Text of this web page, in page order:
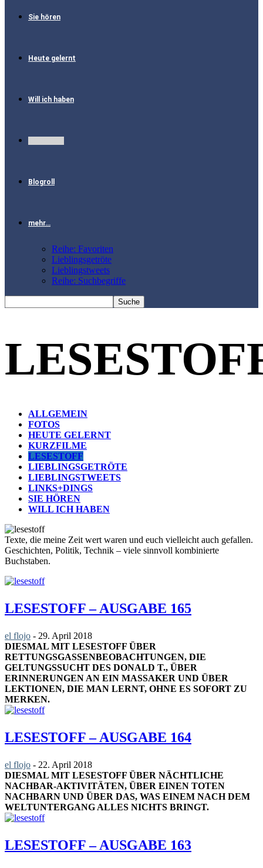
Sie hören
Heute gelernt
Will ich haben
Blogroll
mehr…
Reihe: Favoriten
Lieblingsgetröte
Lieblingstweets
Reihe: Suchbegriffe
ALLGEMEIN
FOTOS
HEUTE GELERNT
KURZFILME
LESESTOFF
LIEBLINGSGETRÖTE
LIEBLINGSTWEETS
LINKS+DINGS
SIE HÖREN
WILL ICH HABEN
Texte, die meine Zeit wert waren und euch vielleicht auch gefallen.
Geschichten, Politik, Technik – viele sinnvoll kombinierte
Buchstaben.
LESESTOFF – AUSGABE 165
el flojo - 29. April 2018
DIESMAL MIT LESESTOFF ÜBER
RETTUNGSGASSENBEOBACHTUNGEN, DIE
GELTUNGSSUCHT DES DONALD T., ÜBER
ERINNERUNGEN AN EIN MASSAKER UND ÜBER
LEKTIONEN, DIE MAN LERNT, OHNE ES SOFORT ZU
MERKEN.
LESESTOFF – AUSGABE 164
el flojo - 22. April 2018
DIESMAL MIT LESESTOFF ÜBER NÄCHTLICHE
NACHBAR-AKTIVITÄTEN, ÜBER EINEN TOTEN
NACHBARN UND ÜBER DAS, WAS EINEM NACH DEM
WELTUNTERGANG ALLES NICHTS BRINGT.
LESESTOFF – AUSGABE 163